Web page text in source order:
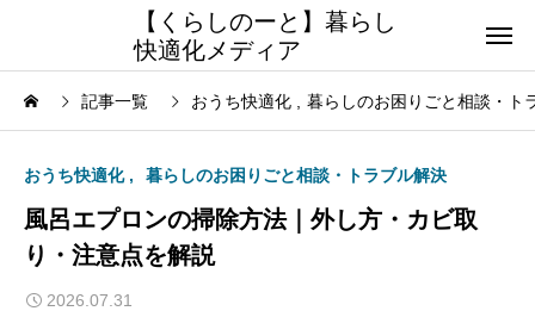
【くらしのーと】暮らし
快適化メディア
記事一覧 おうち快適化 暮らしのお困りごと相談・ト
おうち快適化 暮らしのお困りごと相談・トラブル解決
風呂エプロンの掃除方法｜外し方・カビ取
り・注意点を解説
2026.07.31